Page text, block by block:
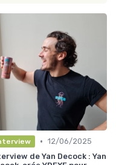
• 12/06/2025
de Yan Decock : Yan